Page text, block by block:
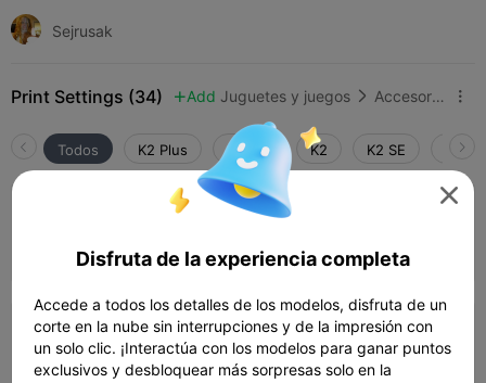
Sejrusak
Print Settings (34)  Add Juguetes y juegos  Accesorios de juego 
Todos K2 Plus K2 Pro K2 K2 SE
0.2mm layer, 2 walls, 15% infill
01h 03m
4.1
0.2mm layer, 2 walls, 15% infill
 48m 49s  1 plates  19.37g

Disfruta de la experiencia completa
Accede a todos los detalles de los modelos, disfruta de un
corte en la nube sin interrupciones y de la impresión con
un solo clic. ¡Interactúa con los modelos para ganar puntos
exclusivos y desbloquear más sorpresas solo en la